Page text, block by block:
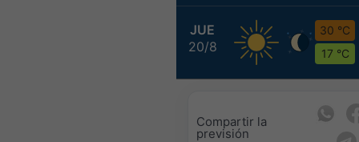
JUE
20/8
30 °C
17 °C
Compartir la
previsión